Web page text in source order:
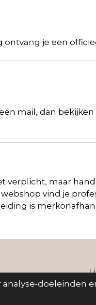
doeleinden
je een
mail, dan
verplicht, maar
vind je
is
Expert Lil